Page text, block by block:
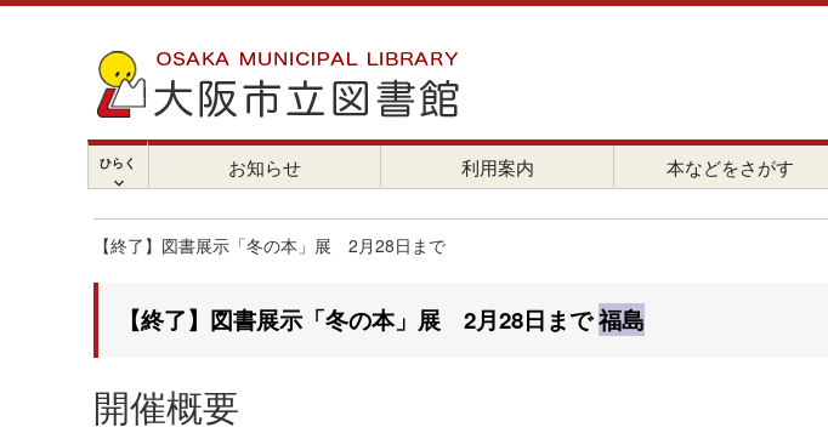
ひらく
chevron_right
お知らせ 利用案内 本などをさがす
【終了】図書展示「冬の本」展 2月28日まで
【終了】図書展示「冬の本」展 2月28日まで福島
開催概要